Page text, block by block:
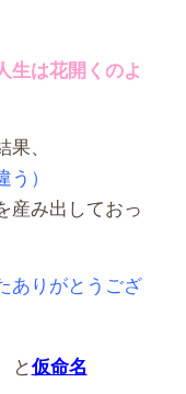
生は花開くのよ
、
）
産み出しておっ
ありがとうござ
と仮命名